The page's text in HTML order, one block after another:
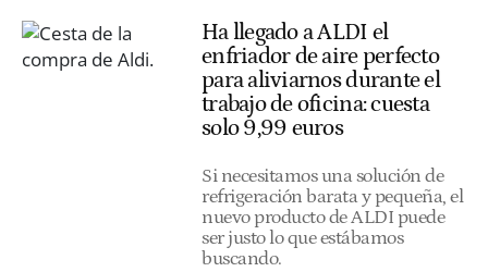
Ha llegado a ALDI el
enfriador de aire perfecto
para aliviarnos durante el
trabajo de oficina: cuesta
solo 9,99 euros
Si necesitamos una solución de
refrigeración barata y pequeña, el
nuevo producto de ALDI puede
ser justo lo que estábamos
buscando.